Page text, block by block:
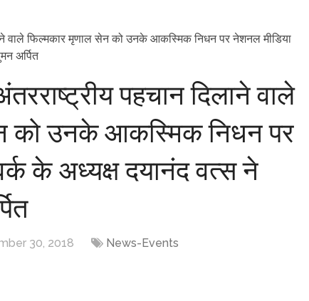
वाले फिल्मकार मृणाल सेन को उनके आकस्मिक निधन पर नेशनल मीडिया
अर्पित
पहचान दिलाने वाले
को उनके आकस्मिक निधन पर
के अध्यक्ष दयानंद वत्स ने
30, 2018 News-Events